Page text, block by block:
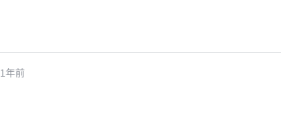
1年前